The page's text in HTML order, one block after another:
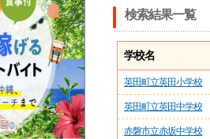
検索結果一覧
学校名
英田町立英田小学校
英田町立英田中学校
赤磐市立赤坂中学校